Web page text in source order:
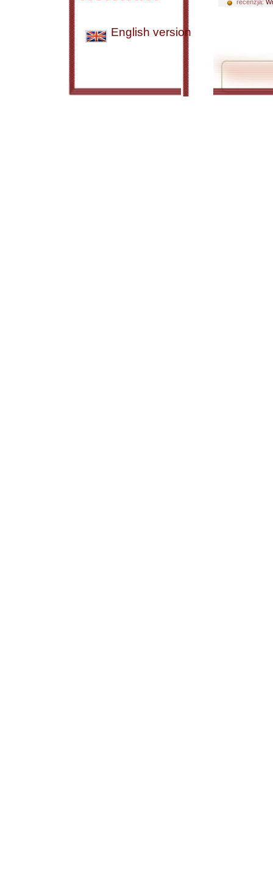
English version
recenzja: